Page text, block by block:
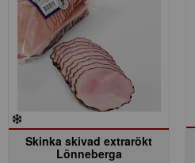
Skinka skivad extrarökt
Lönneberga